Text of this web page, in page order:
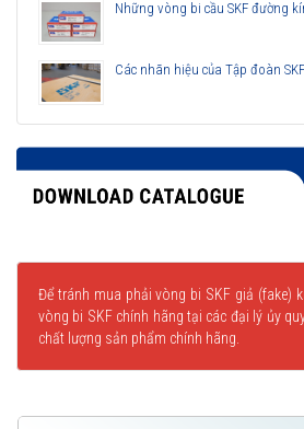
Những vòng bi cầu SKF đường
Các nhãn hiệu của Tập đoàn SKF
Để tránh mua phải vòng bi SKF giả (fake)
vòng bi SKF chính hãng tại các đại lý ủy
chất lượng sản phẩm chính hãng.